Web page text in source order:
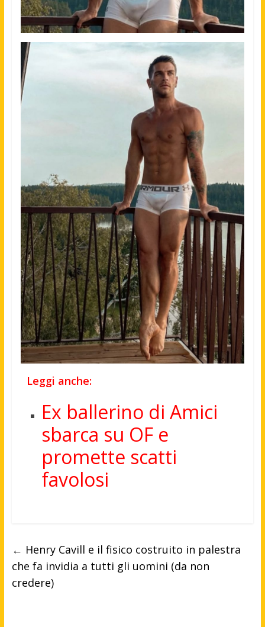
Leggi anche:
Ex ballerino di Amici
sbarca su OF e
promette scatti
favolosi
← Henry Cavill e il fisico costruito in palestra
che fa invidia a tutti gli uomini (da non
credere)